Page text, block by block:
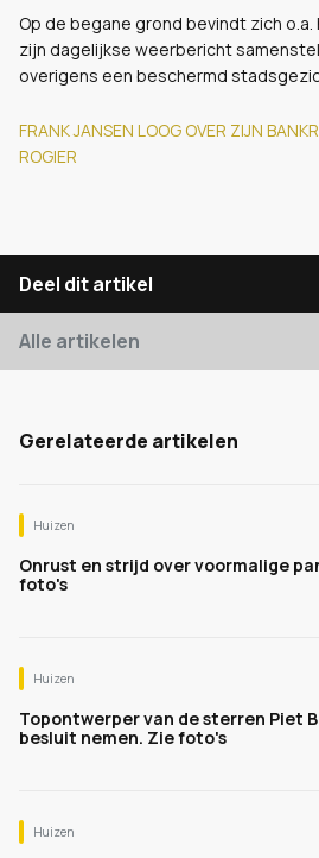
Op de begane grond bevindt zich
zijn dagelijkse weerbericht
overigens een beschermd
FRANK JANSEN LOOG OVER ZIJN
ROGIER
Deel dit artikel
Alle artikelen
Gerelateerde artikelen
Huizen
Onrust en strijd over voormalige
foto's
Huizen
Topontwerper van de sterren Piet
besluit nemen. Zie foto's
Huizen